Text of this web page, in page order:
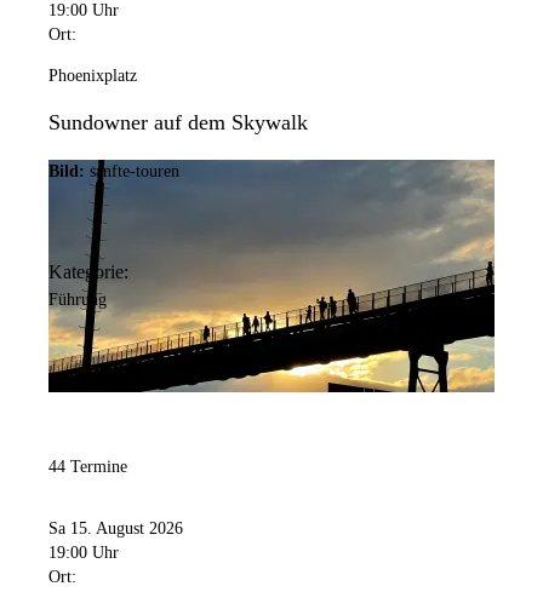
19:00 Uhr
Ort:
Phoenixplatz
Sundowner auf dem Skywalk
Bild: sanfte-touren
Kategorie:
Führung
44 Termine
Sa 15. August 2026
19:00 Uhr
Ort: